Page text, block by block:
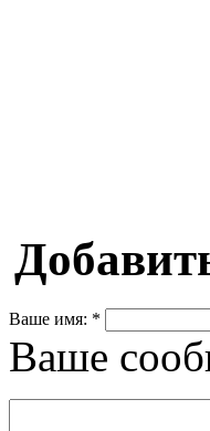
Ваше имя: *
Ваше